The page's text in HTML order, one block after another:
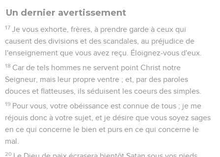
Un dernier avertissement
17 Je vous exhorte, frères, à prendre garde à ceux qui
causent des divisions et des scandales, au préjudice de
l'enseignement que vous avez reçu. Éloignez-vous d'eux.
18 Car de tels hommes ne servent point Christ notre
Seigneur, mais leur propre ventre ; et, par des paroles
douces et flatteuses, ils séduisent les coeurs des simples.
19 Pour vous, votre obéissance est connue de tous ; je me
réjouis donc à votre sujet, et je désire que vous soyez sages
en ce qui concerne le bien et purs en ce qui concerne le
mal.
20